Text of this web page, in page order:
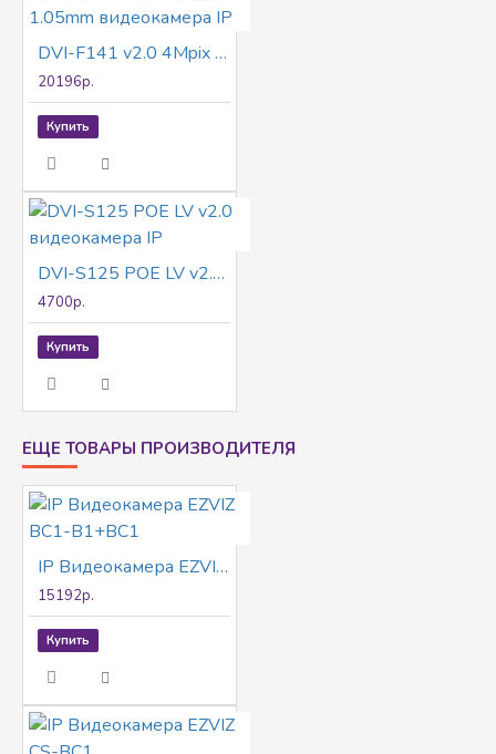
DVI-F141 v2.0 4Mpix 1.05mm видеокамера IP
20196р.
Купить
DVI-S125 POE LV v2.0 видеокамера IP
4700р.
Купить
ЕЩЕ ТОВАРЫ ПРОИЗВОДИТЕЛЯ
IP Видеокамера EZVIZ BC1-В1+BC1
15192р.
Купить